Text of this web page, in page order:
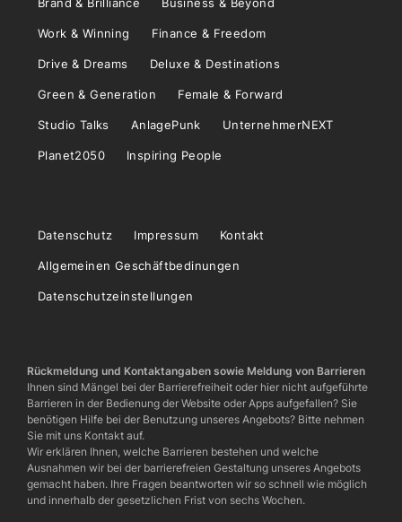
Work & Winning Finance & Freedom
Drive & Dreams Deluxe & Destinations
Green & Generation Female & Forward
Studio Talks AnlagePunk UnternehmerNEXT
Planet2050 Inspiring People
Datenschutz Impressum Kontakt
Allgemeinen Geschäftbedinungen
Datenschutzeinstellungen
Rückmeldung und Kontaktangaben sowie Meldung von Barrieren
Ihnen sind Mängel bei der Barrierefreiheit oder hier nicht aufgeführte
Barrieren in der Bedienung der Website oder Apps aufgefallen? Sie
benötigen Hilfe bei der Benutzung unseres Angebots? Bitte nehmen
Sie mit uns Kontakt auf.
Wir erklären Ihnen, welche Barrieren bestehen und welche
Ausnahmen wir bei der barrierefreien Gestaltung unseres Angebots
gemacht haben. Ihre Fragen beantworten wir so schnell wie möglich
und innerhalb der gesetzlichen Frist von sechs Wochen.